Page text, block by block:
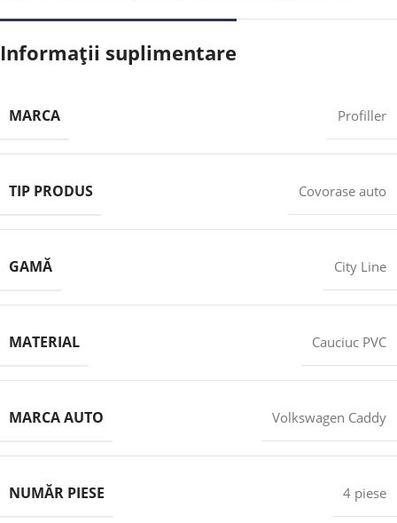
Informații suplimentare
MARCA Profiller
TIP PRODUS Covorase auto
GAMĂ City Line
MATERIAL Cauciuc PVC
MARCA AUTO Volkswagen Caddy
NUMĂR PIESE 4 piese